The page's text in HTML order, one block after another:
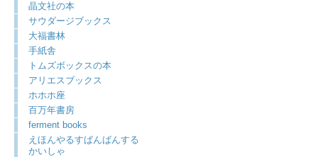
晶文社の本
サウダージブックス
大福書林
手紙舎
トムズボックスの本
アリエスブックス
ホホホ座
百万年書房
ferment books
えほんやるすばんばんする
かいしゃ